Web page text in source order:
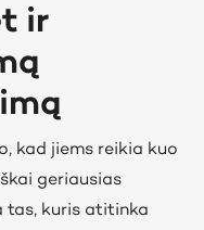
ir
kad jiems reikia kuo
geriausias
tas, kuris atitinka